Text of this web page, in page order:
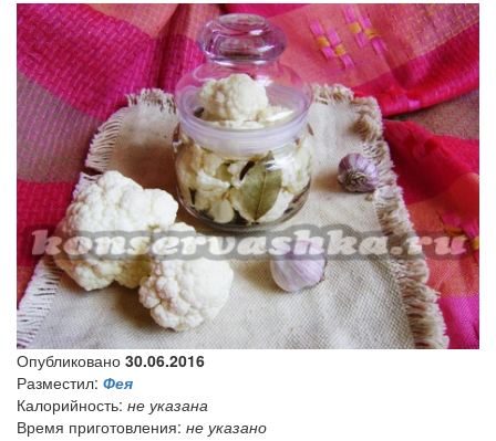
Опубликовано 30.06.2016
Разместил: Фея
Калорийность: не указана
Время приготовления: не указано